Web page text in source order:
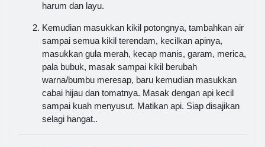
harum dan layu.
Kemudian masukkan kikil potongnya, tambahkan air
sampai semua kikil terendam, kecilkan apinya,
masukkan gula merah, kecap manis, garam, merica,
pala bubuk, masak sampai kikil berubah
warna/bumbu meresap, baru kemudian masukkan
cabai hijau dan tomatnya. Masak dengan api kecil
sampai kuah menyusut. Matikan api. Siap disajikan
selagi hangat..